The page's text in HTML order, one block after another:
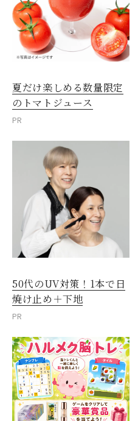
夏だけ楽しめる数量限定
のトマトジュース
PR
50代のUV対策！1本で日
焼け止め＋下地
PR